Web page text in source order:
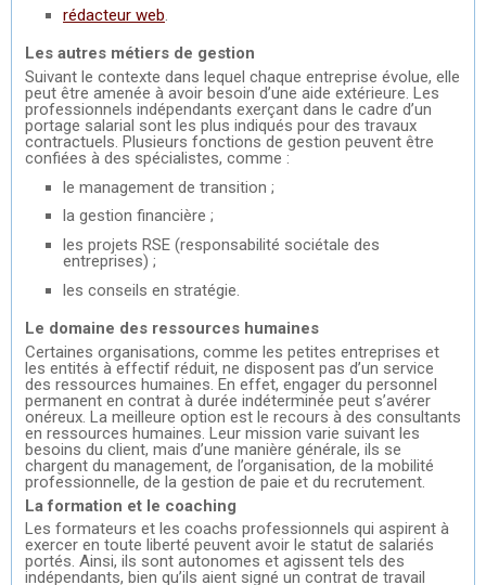
rédacteur web.
Les autres métiers de gestion
Suivant le contexte dans lequel chaque entreprise évolue, elle
peut être amenée à avoir besoin d’une aide extérieure. Les
professionnels indépendants exerçant dans le cadre d’un
portage salarial sont les plus indiqués pour des travaux
contractuels. Plusieurs fonctions de gestion peuvent être
confiées à des spécialistes, comme :
le management de transition ;
la gestion financière ;
les projets RSE (responsabilité sociétale des
entreprises) ;
les conseils en stratégie.
Le domaine des ressources humaines
Certaines organisations, comme les petites entreprises et
les entités à effectif réduit, ne disposent pas d’un service
des ressources humaines. En effet, engager du personnel
permanent en contrat à durée indéterminée peut s’avérer
onéreux. La meilleure option est le recours à des consultants
en ressources humaines. Leur mission varie suivant les
besoins du client, mais d’une manière générale, ils se
chargent du management, de l’organisation, de la mobilité
professionnelle, de la gestion de paie et du recrutement.
La formation et le coaching
Les formateurs et les coachs professionnels qui aspirent à
exercer en toute liberté peuvent avoir le statut de salariés
portés. Ainsi, ils sont autonomes et agissent tels des
indépendants, bien qu’ils aient signé un contrat de travail